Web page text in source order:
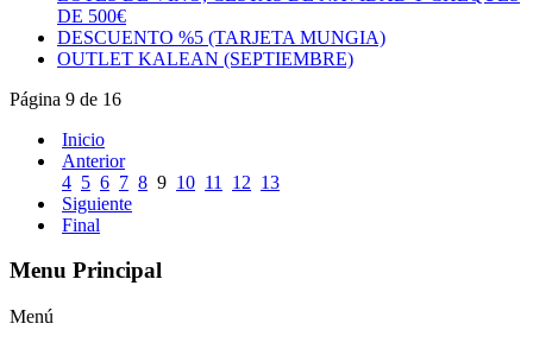
DE 500€
DESCUENTO %5 (TARJETA MUNGIA)
OUTLET KALEAN (SEPTIEMBRE)
Página 9 de 16
Inicio
Anterior
4 5 6 7 8 9 10 11 12 13
Siguiente
Final
Menu Principal
Menú